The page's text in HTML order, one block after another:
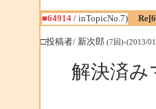
■64914/ inTopicNo.7)
□投稿者/ 新次郎 (7回)-(2013/
解決済み